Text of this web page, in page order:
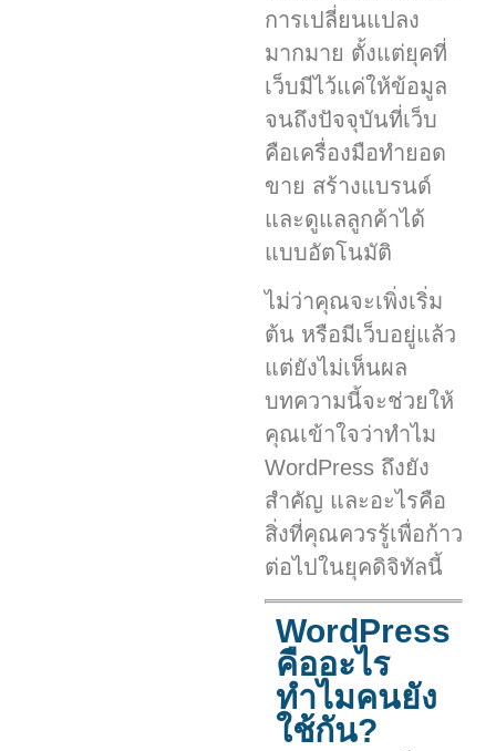
การเปลี่ยนแปลง
มากมาย ตั้งแต่ยุคที่
เว็บมีไว้แค่ให้ข้อมูล
จนถึงปัจจุบันที่เว็บ
คือเครื่องมือทำยอด
ขาย สร้างแบรนด์
และดูแลลูกค้าได้
แบบอัตโนมัติ
ไม่ว่าคุณจะเพิ่งเริ่ม
ต้น หรือมีเว็บอยู่แล้ว
แต่ยังไม่เห็นผล
บทความนี้จะช่วยให้
คุณเข้าใจว่าทำไม
WordPress ถึงยัง
สำคัญ และอะไรคือ
สิ่งที่คุณควรรู้เพื่อก้าว
ต่อไปในยุคดิจิทัลนี้
WordPress
คืออะไร
ทำไมคนยัง
ใช้กัน?